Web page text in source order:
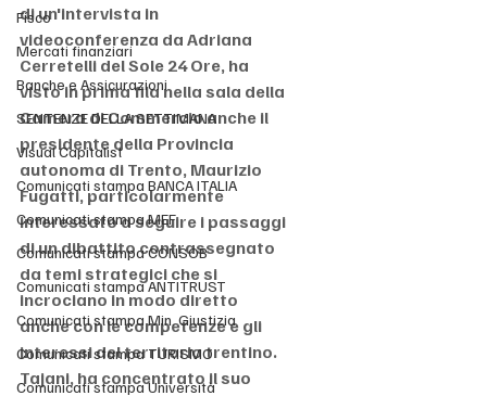
Fisco
Mercati finanziari
Banche e Assicurazioni
SENTENZE DELLA SETTIMANA
Visual Capitalist
Comunicati stampa BANCA ITALIA
Comunicati stampa MEF
Comunicati stampa CONSOB
Comunicati stampa ANTITRUST
Comunicati stampa Min. Giustizia
Comunicati stampa TURISMO
Comunicati stampa Università
di un'intervista in
videoconferenza da Adriana
Cerretelli del Sole 24 Ore, ha
visto in prima fila nella sala della
Camera di Commercio anche il
presidente della Provincia
autonoma di Trento, Maurizio
Fugatti, particolarmente
interessato a seguire i passaggi
di un dibattito contrassegnato
da temi strategici che si
incrociano in modo diretto
anche con le competenze e gli
interessi del territorio trentino.
Tajani, ha concentrato il suo